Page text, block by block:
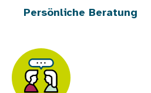
Persönliche Beratung